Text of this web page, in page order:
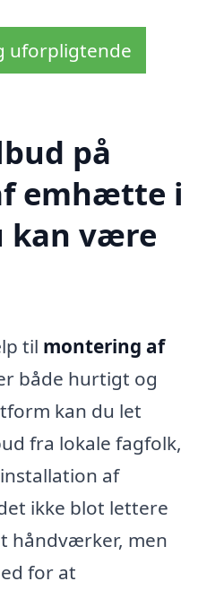
uforpligtende
på
emhætte i
kan være
til montering af
både hurtigt og
kan du let
fra lokale fagfolk,
af
ikke blot lettere
håndværker, men
for at